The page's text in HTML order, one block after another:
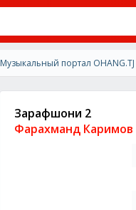
Музыкальный портал OHANG.TJ
Зарафшони 2
Фарахманд Каримов